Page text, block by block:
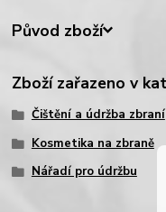
Původ zboží
Zboží zařazeno v
Čištění a údržba zbraní
Kosmetika na zbraně
Nářadí pro údržbu